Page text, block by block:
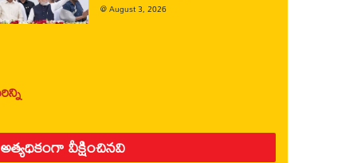
@August 3, 2026
అత్యధికంగా వీక్షించినవి